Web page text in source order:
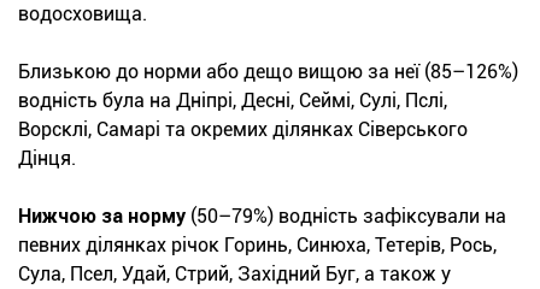
водосховища.
Близькою до норми або дещо вищою за неї (85–126%)
водність була на Дніпрі, Десні, Сеймі, Сулі, Пслі,
Ворсклі, Самарі та окремих ділянках Сіверського
Дінця.
Нижчою за норму (50–79%) водність зафіксували на
певних ділянках річок Горинь, Синюха, Тетерів, Рось,
Сула, Псел, Удай, Стрий, Західний Буг, а також у